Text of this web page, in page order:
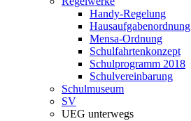
Handy-Regelung
Hausaufgabenordnung
Mensa-Ordnung
Schulfahrtenkonzept
Schulprogramm 2018
Schulvereinbarung
Schulmuseum
SV
UEG unterwegs